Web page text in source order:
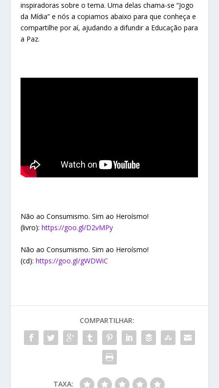
inspiradoras sobre o tema. Uma delas chama-se “Jogo
da Mídia” e nós a copiamos abaixo para que conheça e
compartilhe por aí, ajudando a difundir a Educação para
a Paz.
Não ao Consumismo. Sim ao Heroísmo!
(livro):https://goo.gl/D2vMPy
Não ao Consumismo. Sim ao Heroísmo!
(cd):https://goo.gl/gWDWiC
COMPARTILHAR:
TAXA: